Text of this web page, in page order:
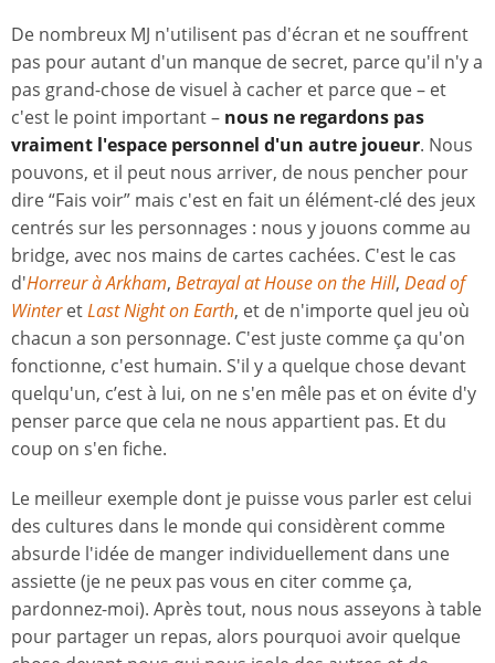
De nombreux MJ n'utilisent pas d'écran et ne souffrent
pas pour autant d'un manque de secret, parce qu'il n'y a
pas grand-chose de visuel à cacher et parce que – et
c'est le point important – nous ne regardons pas
vraiment l'espace personnel d'un autre joueur. Nous
pouvons, et il peut nous arriver, de nous pencher pour
dire “Fais voir” mais c'est en fait un élément-clé des jeux
centrés sur les personnages : nous y jouons comme au
bridge, avec nos mains de cartes cachées. C'est le cas
d'Horreur à Arkham, Betrayal at House on the Hill, Dead of
WinteretLast Night on Earth, et de n'importe quel jeu où
chacun a son personnage. C'est juste comme ça qu'on
fonctionne, c'est humain. S'il y a quelque chose devant
quelqu'un, c’est à lui, on ne s'en mêle pas et on évite d'y
penser parce que cela ne nous appartient pas. Et du
coup on s'en fiche.
Le meilleur exemple dont je puisse vous parler est celui
des cultures dans le monde qui considèrent comme
absurde l'idée de manger individuellement dans une
assiette (je ne peux pas vous en citer comme ça,
pardonnez-moi). Après tout, nous nous asseyons à table
pour partager un repas, alors pourquoi avoir quelque